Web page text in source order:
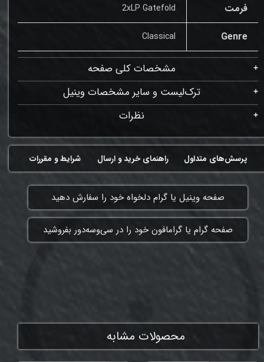
فرمت 2xLP Gatefold
Genre
Classical
مشخصات کلی صفحه
ترک‌لیست و سایر مشخصات وینیل
نظرات
شرایط و مقررات راهنمای خرید و ارسال پرسش‌های متداول
​صفحه وینیل یا گرام دلخواه خود را سفارش دهید
​صفحه گرام یا گرامافون خود را در سی‌وسه‌دور بفروشید
محصولات مشابه